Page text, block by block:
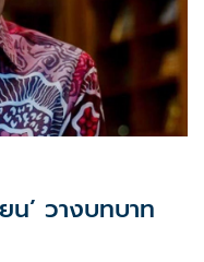
น’ วางบทบาท